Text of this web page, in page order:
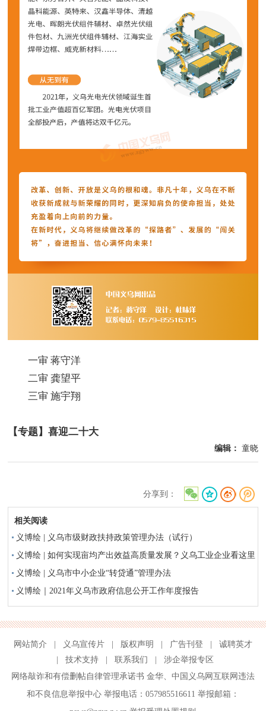
一审 蒋守洋
二审 龚望平
三审 施宇翔
【专题】喜迎二十大
编辑： 童晓
分享到：
相关阅读
义博绘 | 义乌市级财政扶持政策管理办法（试行）
义博绘 | 如何实现亩均产出效益高质量发展？义乌工业企业看这里
义博绘 | 义乌市中小企业“转贷通”管理办法
义博绘｜2021年义乌市政府信息公开工作年度报告
网站简介 | 义乌宣传片 | 版权声明 | 广告刊登 |
诚聘英才
|
技术支持 | 联系我们 |
涉企举报专区
网络敲诈和有偿删帖自律管理承诺书 金华、 中国义乌网互联网违法
和不良信息举报中心举报电话：057985516611 举报邮箱：